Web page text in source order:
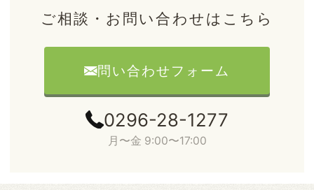
ご相談・お問い合わせはこちら
問い合わせフォーム
0296-28-1277
月〜金 9:00〜17:00